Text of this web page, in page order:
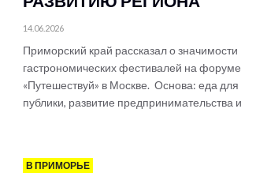
14.06.2026
Приморский край рассказал о значимости
гастрономических фестивалей на форуме
«Путешествуй» в Москве. Основа: еда для
публики, развитие предпринимательства и
В ПРИМОРЬЕ